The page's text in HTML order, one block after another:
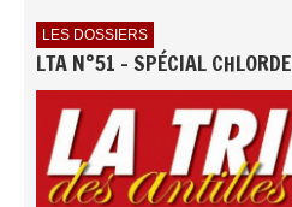
LES DOSSIERS
LTA N°51 - SPÉCIAL